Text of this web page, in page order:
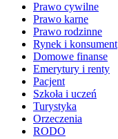
Prawo cywilne
Prawo karne
Prawo rodzinne
Rynek i konsument
Domowe finanse
Emerytury i renty
Pacjent
Szkoła i uczeń
Turystyka
Orzeczenia
RODO